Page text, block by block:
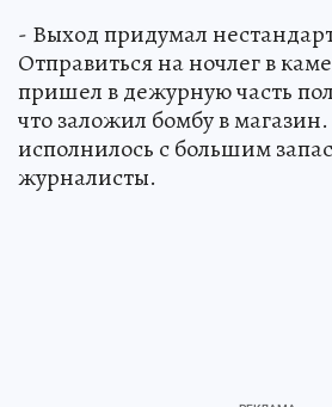
- Выход придумал
Отправиться на ночлег в
пришел в дежурную часть
что заложил бомбу в
исполнилось с большим
журналисты.